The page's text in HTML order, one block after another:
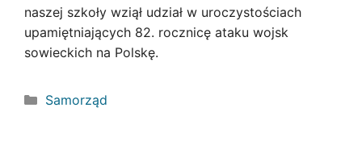
naszej szkoły wziął udział w uroczystościach
upamiętniających 82. rocznicę ataku wojsk
sowieckich na Polskę.
Kategorie
Samorząd